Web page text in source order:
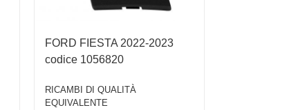
FORD FIESTA 2022-2023
codice 1056820
RICAMBI DI QUALITÀ
EQUIVALENTE